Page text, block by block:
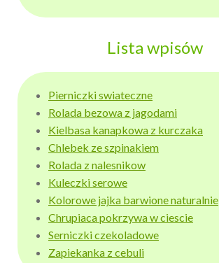
Lista wpisów
Pierniczki swiateczne
Rolada bezowa z jagodami
Kielbasa kanapkowa z kurczaka
Chlebek ze szpinakiem
Rolada z nalesnikow
Kuleczki serowe
Kolorowe jajka barwione naturalnie
Chrupiaca pokrzywa w ciescie
Serniczki czekoladowe
Zapiekanka z cebuli